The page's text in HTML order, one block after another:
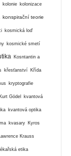
kolonie kolonizace
konspirační teorie
kosmická loď
kosmické smetí
Kosntantin a
křesťanství Křída
kryptografie
Kurt Gödel kvantová
kvantová optika
kvasary Kyros
Lawrence Krauss
lékařská etika